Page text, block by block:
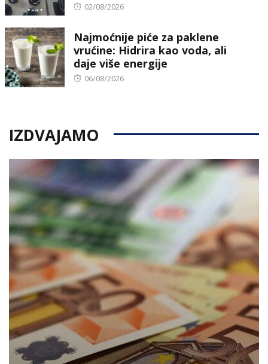
Posted
02/08/2026
Najmoćnije piće za paklene
vrućine: Hidrira kao voda, ali
daje više energije
Posted
06/08/2026
IZDVAJAMO